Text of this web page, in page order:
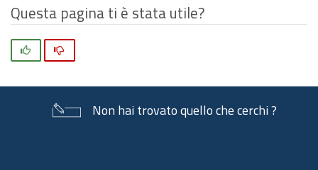
Questa pagina ti è stata utile?
Non hai trovato quello che cerchi ?